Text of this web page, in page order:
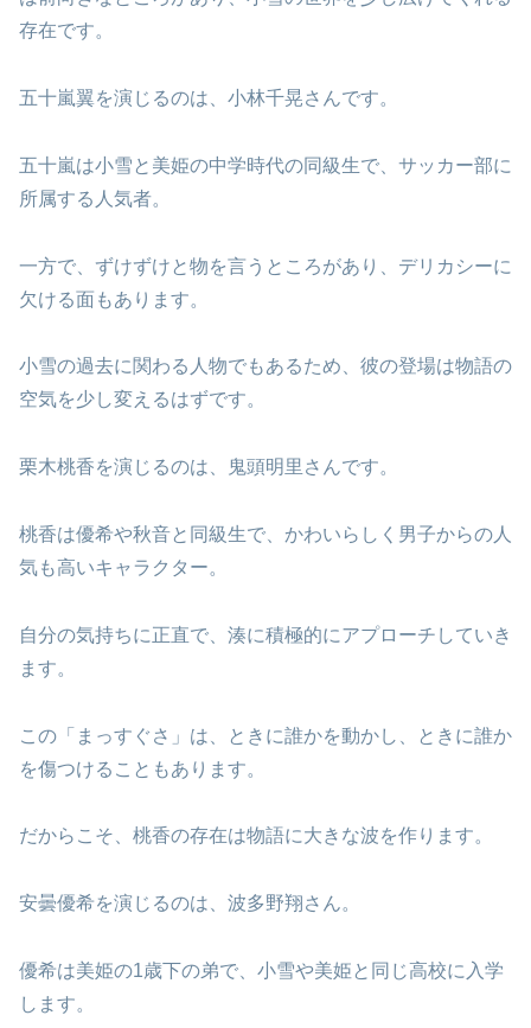
存在です。
五十嵐翼を演じるのは、小林千晃さんです。
五十嵐は小雪と美姫の中学時代の同級生で、サッカー部に
所属する人気者。
一方で、ずけずけと物を言うところがあり、デリカシーに
欠ける面もあります。
小雪の過去に関わる人物でもあるため、彼の登場は物語の
空気を少し変えるはずです。
栗木桃香を演じるのは、鬼頭明里さんです。
桃香は優希や秋音と同級生で、かわいらしく男子からの人
気も高いキャラクター。
自分の気持ちに正直で、湊に積極的にアプローチしていき
ます。
この「まっすぐさ」は、ときに誰かを動かし、ときに誰か
を傷つけることもあります。
だからこそ、桃香の存在は物語に大きな波を作ります。
安曇優希を演じるのは、波多野翔さん。
優希は美姫の1歳下の弟で、小雪や美姫と同じ高校に入学
します。